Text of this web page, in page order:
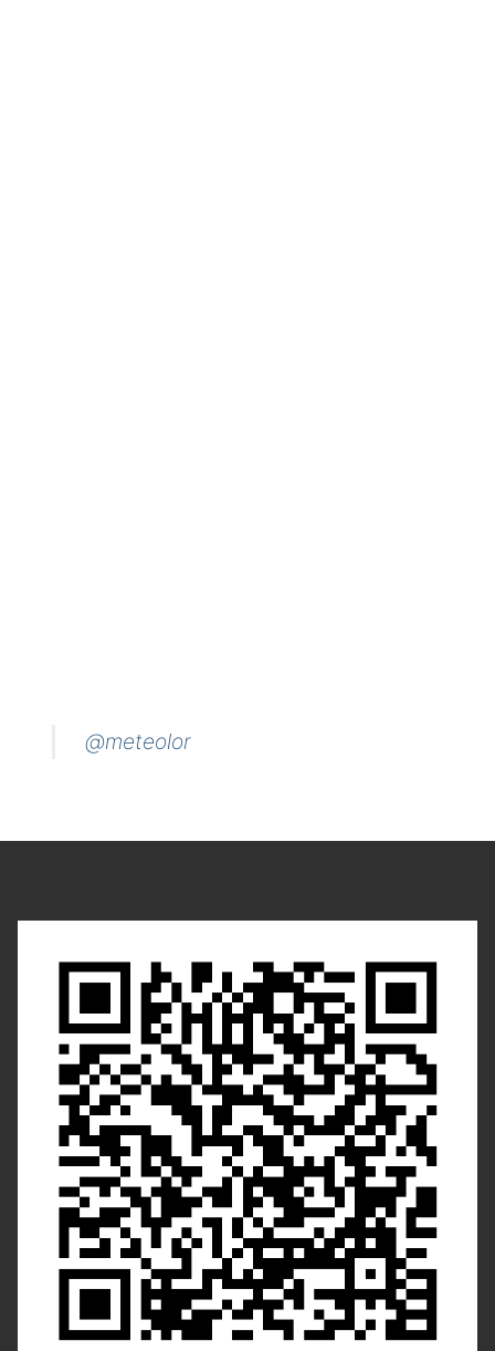
@meteolor